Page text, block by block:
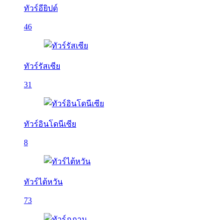
ทัวร์อียิปต์
46
ทัวร์รัสเซีย
31
ทัวร์อินโดนีเซีย
8
ทัวร์ไต้หวัน
73